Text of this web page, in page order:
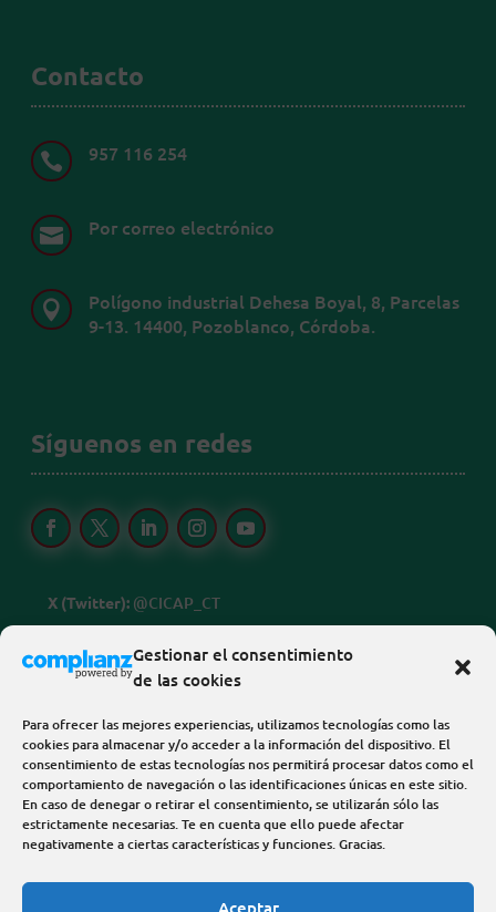
Gestionar el consentimiento
de las cookies
Para ofrecer las mejores experiencias, utilizamos tecnologías como las
cookies para almacenar y/o acceder a la información del dispositivo. El
consentimiento de estas tecnologías nos permitirá procesar datos como el
comportamiento de navegación o las identificaciones únicas en este sitio.
En caso de denegar o retirar el consentimiento, se utilizarán sólo las
estrictamente necesarias. Te en cuenta que ello puede afectar
negativamente a ciertas características y funciones. Gracias.
Aceptar
Contacto
 957 116 254
 Por correo electrónico

Polígono industrial Dehesa Boyal, 8, Parcelas
9-13. 14400, Pozoblanco, Córdoba.
Síguenos en redes
X (Twitter): @CICAP_CT
FB, IG, Threads y Youtube:@cicapcentrotecnologico